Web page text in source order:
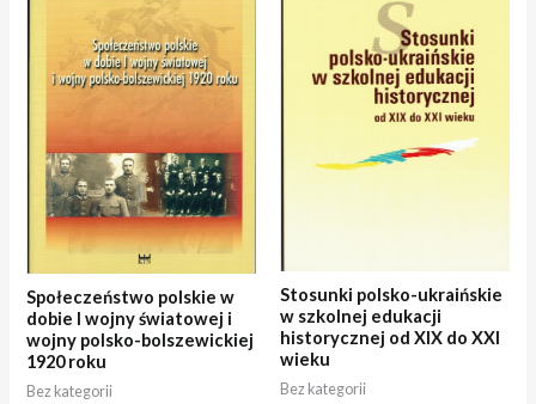
Społeczeństwo polskie w
dobie I wojny światowej i
wojny polsko-bolszewickiej
1920 roku
Bez kategorii
Stosunki polsko-ukraińskie
w szkolnej edukacji
historycznej od XIX do XXI
wieku
Bez kategorii